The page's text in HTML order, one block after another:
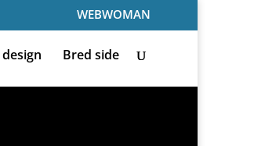
WEBWOMAN
Bred side